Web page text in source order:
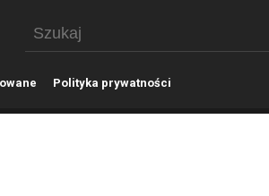
Polityka prywatności